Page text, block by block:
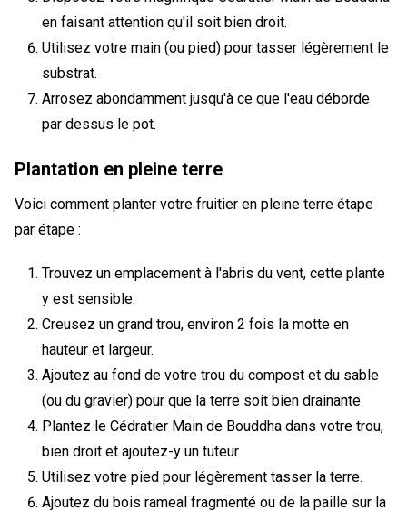
en faisant attention qu'il soit bien droit.
Utilisez votre main (ou pied) pour tasser légèrement le
substrat.
Arrosez abondamment jusqu'à ce que l'eau déborde
par dessus le pot.
Plantation en pleine terre
Voici comment planter votre fruitier en pleine terre étape
par étape :
Trouvez un emplacement à l'abris du vent, cette plante
y est sensible.
Creusez un grand trou, environ 2 fois la motte en
hauteur et largeur.
Ajoutez au fond de votre trou du compost et du sable
(ou du gravier) pour que la terre soit bien drainante.
Plantez le Cédratier Main de Bouddha dans votre trou,
bien droit et ajoutez-y un tuteur.
Utilisez votre pied pour légèrement tasser la terre.
Ajoutez du bois rameal fragmenté ou de la paille sur la